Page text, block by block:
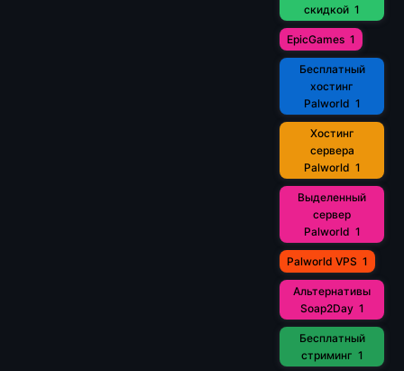
скидкой 1
EpicGames 1
Бесплатный
хостинг
Palworld 1
Хостинг
сервера
Palworld 1
Выделенный
сервер
Palworld 1
Palworld VPS 1
Альтернативы
Soap2Day 1
Бесплатный
стриминг 1